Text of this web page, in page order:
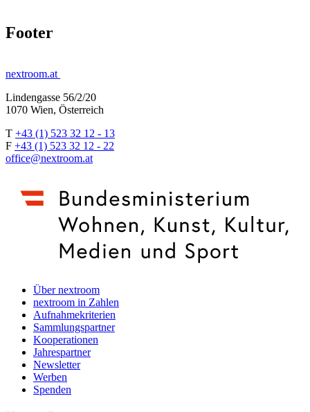
Footer
nextroom.at
Lindengasse 56/2/20
1070 Wien, Österreich
T +43 (1) 523 32 12 - 13
F +43 (1) 523 32 12 - 22
office@nextroom.at
Über nextroom
nextroom in Zahlen
Aufnahmekriterien
Sammlungspartner
Kooperationen
Jahrespartner
Newsletter
Werben
Spenden